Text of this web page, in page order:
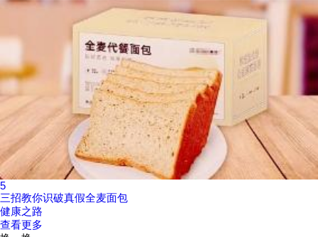
5
三招教你识破真假全麦面包
健康之路
查看更多